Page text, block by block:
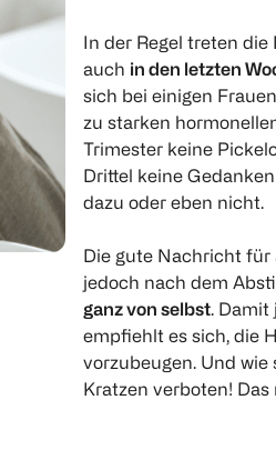
In der Regel treten
auch in den letzten
sich bei einigen
zu starken
Trimester keine
Drittel keine
dazu oder eben nicht.
Die gute Nachricht für
jedoch nach dem
ganz von selbst. Damit
empfiehlt es sich, die
vorzubeugen. Und
Kratzen verboten!